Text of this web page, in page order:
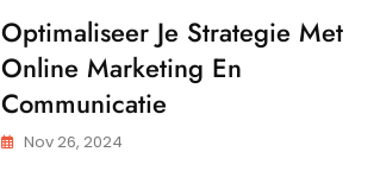
Optimaliseer Je Strategie Met
Online Marketing En
Communicatie
Nov 26, 2024